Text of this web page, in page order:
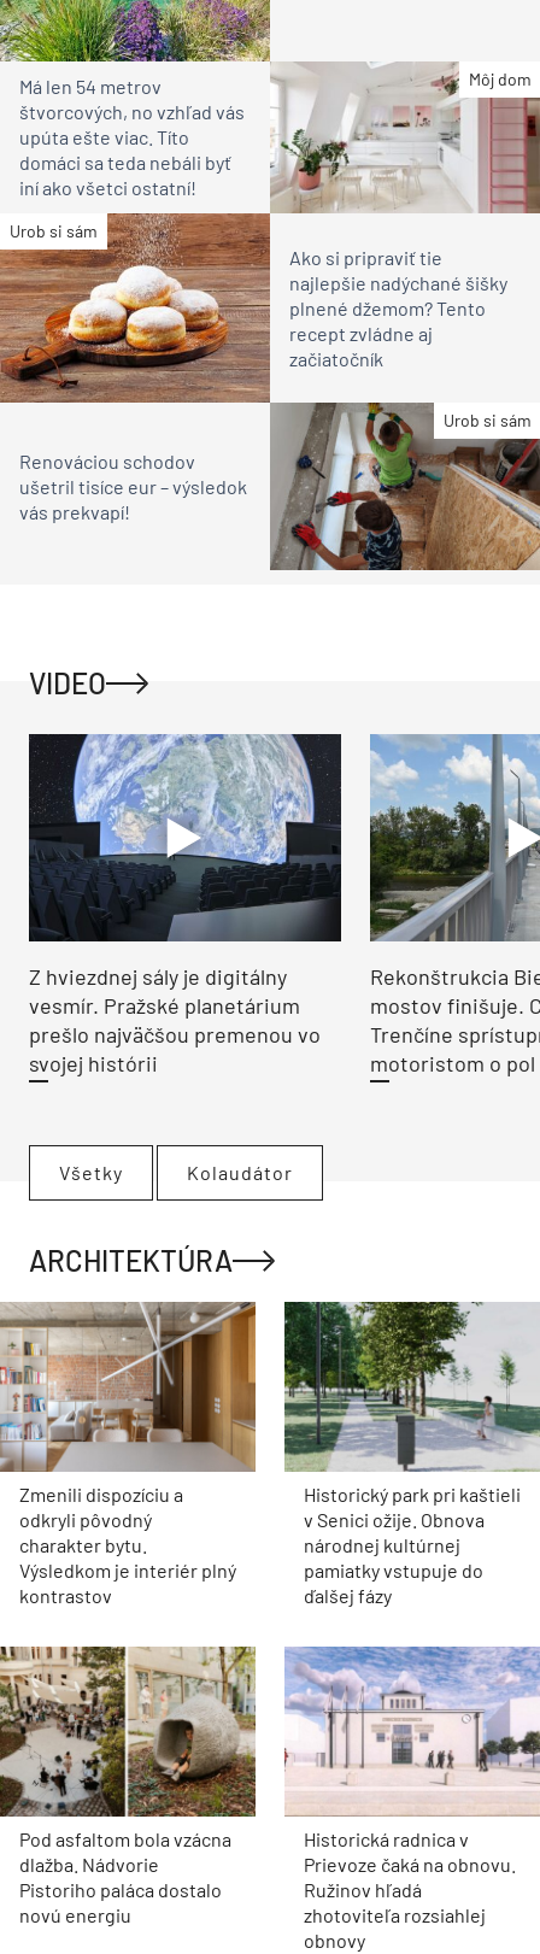
Môj dom
Má len 54 metrov
štvorcových, no vzhľad vás
upúta ešte viac. Títo
domáci sa teda nebáli byť
iní ako všetci ostatní!
Urob si sám
Ako si pripraviť tie
najlepšie nadýchané šišky
plnené džemom? Tento
recept zvládne aj
začiatočník
Urob si sám
Renováciou schodov
ušetril tisíce eur – výsledok
vás prekvapí!
VIDEO
Z hviezdnej sály je digitálny
vesmír. Pražské planetárium
prešlo najväčšou premenou vo
svojej histórii
Rekonštrukcia
mostov finišuje.
Trenčíne
motoristom o pol
Všetky Kolaudátor
ARCHITEKTÚRA
Zmenili dispozíciu a
odkryli pôvodný
charakter bytu.
Výsledkom je interiér plný
kontrastov
Historický park pri kaštieli
v Senici ožije. Obnova
národnej kultúrnej
pamiatky vstupuje do
ďalšej fázy
Pod asfaltom bola vzácna
dlažba. Nádvorie
Pistoriho paláca dostalo
novú energiu
Historická radnica v
Prievoze čaká na obnovu.
Ružinov hľadá
zhotoviteľa rozsiahlej
obnovy